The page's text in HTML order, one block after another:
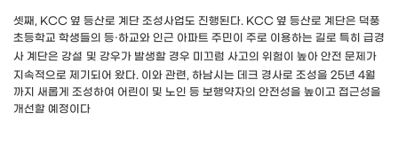
셋째 , KCC 옆 등산로 계단 조성사업도 진행된다. KCC 옆 등산로 계단은 덕풍
초등학교 학생들의 등·하교와 인근 아파트 주민이 주로 이용하는 길로 특히 급경
사 계단은 강설 및 강우가 발생할 경우 미끄럼 사고의 위험이 높아 안전 문제가
지속적으로 제기되어 왔다. 이와 관련, 하남시는 데크 경사로 조성을25년4월
까지 새롭게 조성하여 어린이 및 노인 등 보행약자의 안전성을 높이고 접근성을
개선할 예정이다